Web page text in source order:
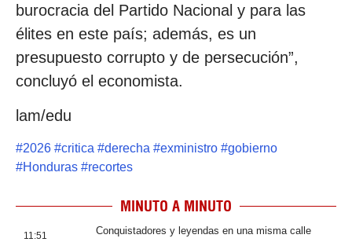
burocracia del Partido Nacional y para las
élites en este país; además, es un
presupuesto corrupto y de persecución”,
concluyó el economista.
lam/edu
#2026 #critica #derecha #exministro #gobierno
#Honduras #recortes
MINUTO A MINUTO
11:51
Conquistadores y leyendas en una misma calle